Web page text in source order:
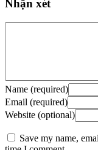
Nhận xét
Name (required)
Email (required)
Website (optional)
Save my name,